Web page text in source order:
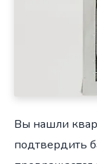
Вы нашли
подтвердить